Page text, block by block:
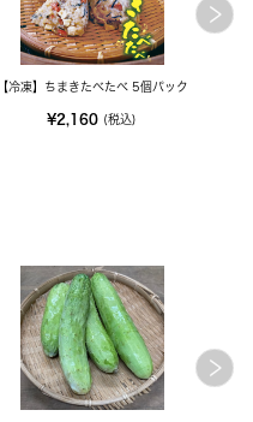
【冷凍】ちまきたべたべ 5個パック
¥2,160 (税込)